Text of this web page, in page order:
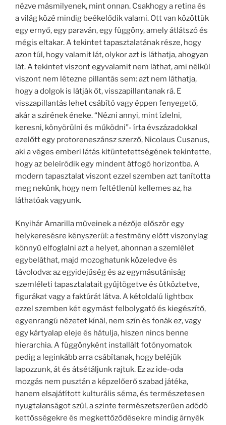
nézve másmilyenek, mint onnan. Csakhogy a retina és
a világ közé mindig beékelődik valami. Ott van közöttük
egy ernyő, egy paraván, egy függöny, amely átlátszó és
mégis eltakar. A tekintet tapasztalatának része, hogy
azon túl, hogy valamit lát, olykor azt is láthatja, ahogyan
lát. A tekintet viszont egyvalamit nem láthat, ami nélkül
viszont nem létezne pillantás sem: azt nem láthatja,
hogy a dolgok is látják őt, visszapillantanak rá. E
visszapillantás lehet csábító vagy éppen fenyegető,
akár a szirének éneke. “Nézni annyi, mint ízlelni,
keresni, könyörülni és működni”- írta évszázadokkal
ezelőtt egy protoreneszánsz szerző, Nicolaus Cusanus,
aki a véges emberi látás kitüntetettségének tekintette,
hogy az beleíródik egy mindent átfogó horizontba. A
modern tapasztalat viszont ezzel szemben azt tanította
meg nekünk, hogy nem feltétlenül kellemes az, ha
láthatóak vagyunk.
Knyihár Amarilla műveinek a nézője először egy
helykeresésre kényszerül: a festmény előtt viszonylag
könnyű elfoglalni azt a helyet, ahonnan a szemlélet
egybeláthat, majd mozoghatunk közeledve és
távolodva: az egyidejűség és az egymásutániság
szemléleti tapasztalatait gyűjtögetve és ütköztetve,
figurákat vagy a faktúrát látva. A kétoldalú lightbox
ezzel szemben két egymást felbolygató és kiegészítő,
egyenrangú nézetet kínál, nem szín és fonák ez, vagy
egy kártyalap eleje és hátulja, hiszen nincs benne
hierarchia. A függönyként installált fotónyomatok
pedig a leginkább arra csábítanak, hogy beléjük
lapozzunk, át és átsétáljunk rajtuk. Ez az ide-oda
mozgás nem pusztán a képzelőerő szabad játéka,
hanem elsajátított kulturális séma, és természetesen
nyugtalanságot szül, a szinte természetszerűen adódó
kettősségekre és megkettőződésekre mindig árnyék